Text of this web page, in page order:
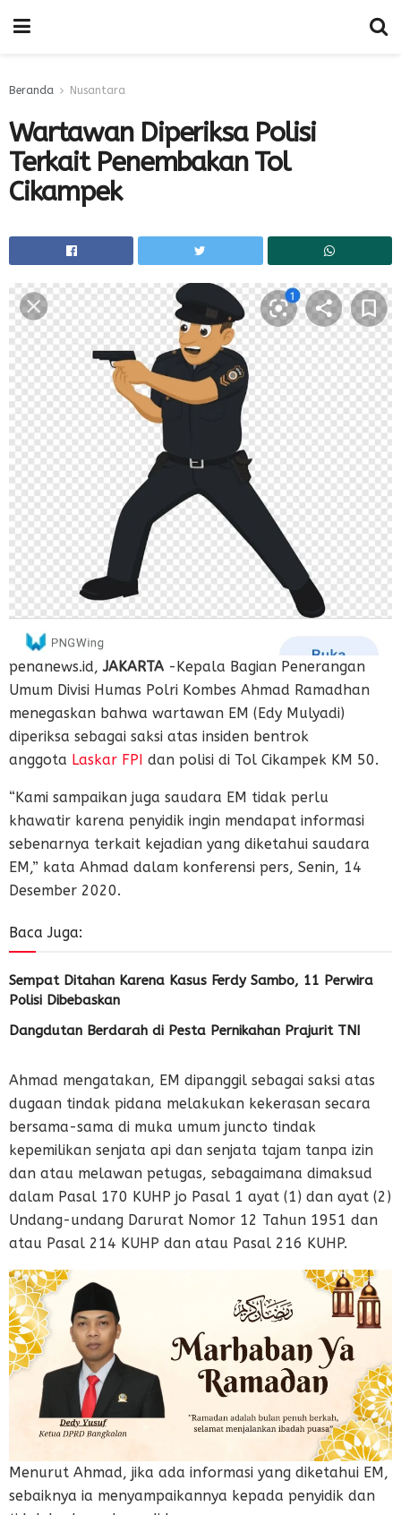
Beranda Nusantara
Wartawan Diperiksa Polisi
Terkait Penembakan Tol
Cikampek
penanews.id,JAKARTA-Kepala Bagian Penerangan
Umum Divisi Humas Polri Kombes Ahmad Ramadhan
menegaskan bahwa wartawan EM (Edy Mulyadi)
diperiksa sebagai saksi atas insiden bentrok
anggota Laskar FPI dan polisi di Tol Cikampek KM 50.
“Kami sampaikan juga saudara EM tidak perlu
khawatir karena penyidik ingin mendapat informasi
sebenarnya terkait kejadian yang diketahui saudara
EM,” kata Ahmad dalam konferensi pers, Senin, 14
Desember 2020.
Baca Juga:
Sempat Ditahan Karena Kasus Ferdy Sambo, 11 Perwira
Polisi Dibebaskan
Dangdutan Berdarah di Pesta Pernikahan Prajurit TNI
Ahmad mengatakan, EM dipanggil sebagai saksi atas
dugaan tindak pidana melakukan kekerasan secara
bersama-sama di muka umum juncto tindak
kepemilikan senjata api dan senjata tajam tanpa izin
dan atau melawan petugas, sebagaimana dimaksud
dalam Pasal 170 KUHP jo Pasal 1 ayat (1) dan ayat (2)
Undang-undang Darurat Nomor 12 Tahun 1951 dan
atau Pasal 214 KUHP dan atau Pasal 216 KUHP.
Menurut Ahmad, jika ada informasi yang diketahui EM,
sebaiknya ia menyampaikannya kepada penyidik dan